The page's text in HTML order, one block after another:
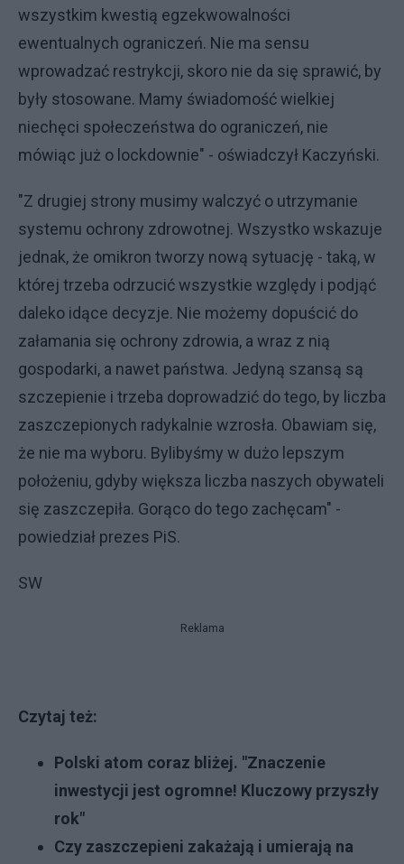
wszystkim kwestią egzekwowalności
ewentualnych ograniczeń. Nie ma sensu
wprowadzać restrykcji, skoro nie da się sprawić, by
były stosowane. Mamy świadomość wielkiej
niechęci społeczeństwa do ograniczeń, nie
mówiąc już o lockdownie" - oświadczył Kaczyński.
"Z drugiej strony musimy walczyć o utrzymanie
systemu ochrony zdrowotnej. Wszystko wskazuje
jednak, że omikron tworzy nową sytuację - taką, w
której trzeba odrzucić wszystkie względy i podjąć
daleko idące decyzje. Nie możemy dopuścić do
załamania się ochrony zdrowia, a wraz z nią
gospodarki, a nawet państwa. Jedyną szansą są
szczepienie i trzeba doprowadzić do tego, by liczba
zaszczepionych radykalnie wzrosła. Obawiam się,
że nie ma wyboru. Bylibyśmy w dużo lepszym
położeniu, gdyby większa liczba naszych obywateli
się zaszczepiła. Gorąco do tego zachęcam" -
powiedział prezes PiS.
SW
Reklama
Czytaj też:
Polski atom coraz bliżej. "Znaczenie
inwestycji jest ogromne! Kluczowy przyszły
rok"
Czy zaszczepieni zakażają i umierają na